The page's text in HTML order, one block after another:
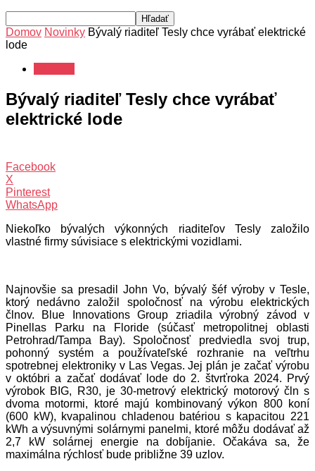
Domov Novinky Bývalý riaditeľ Tesly chce vyrábať elektrické
lode
Bývalý riaditeľ Tesly chce vyrábať
elektrické lode
Facebook
X
Pinterest
WhatsApp
Niekoľko bývalých výkonných riaditeľov Tesly založilo
vlastné firmy súvisiace s elektrickými vozidlami.
Najnovšie sa presadil John Vo, bývalý šéf výroby v Tesle,
ktorý nedávno založil spoločnosť na výrobu elektrických
člnov. Blue Innovations Group zriadila výrobný závod v
Pinellas Parku na Floride (súčasť metropolitnej oblasti
Petrohrad/Tampa Bay). Spoločnosť predviedla svoj trup,
pohonný systém a používateľské rozhranie na veľtrhu
spotrebnej elektroniky v Las Vegas. Jej plán je začať výrobu
v októbri a začať dodávať lode do 2. štvrťroka 2024. Prvý
výrobok BIG, R30, je 30-metrový elektrický motorový čln s
dvoma motormi, ktoré majú kombinovaný výkon 800 koní
(600 kW), kvapalinou chladenou batériou s kapacitou 221
kWh a výsuvnými solárnymi panelmi, ktoré môžu dodávať až
2,7 kW solárnej energie na dobíjanie. Očakáva sa, že
maximálna rýchlosť bude približne 39 uzlov.